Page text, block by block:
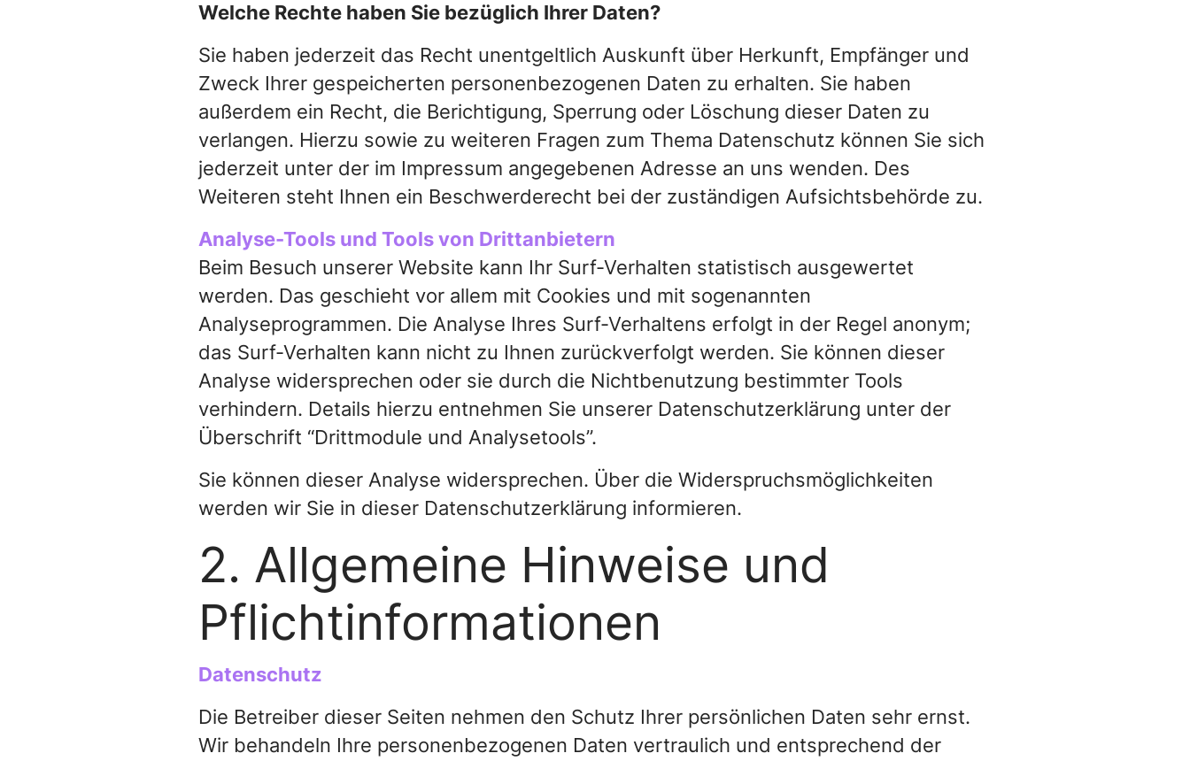
Welche Rechte haben Sie bezüglich Ihrer Daten?
Sie haben jederzeit das Recht unentgeltlich Auskunft über Herkunft, Empfänger und
Zweck Ihrer gespeicherten personenbezogenen Daten zu erhalten. Sie haben
außerdem ein Recht, die Berichtigung, Sperrung oder Löschung dieser Daten zu
verlangen. Hierzu sowie zu weiteren Fragen zum Thema Datenschutz können Sie sich
jederzeit unter der im Impressum angegebenen Adresse an uns wenden. Des
Weiteren steht Ihnen ein Beschwerderecht bei der zuständigen Aufsichtsbehörde zu.
Analyse-Tools und Tools von Drittanbietern
Beim Besuch unserer Website kann Ihr Surf-Verhalten statistisch ausgewertet
werden. Das geschieht vor allem mit Cookies und mit sogenannten
Analyseprogrammen. Die Analyse Ihres Surf-Verhaltens erfolgt in der Regel anonym;
das Surf-Verhalten kann nicht zu Ihnen zurückverfolgt werden. Sie können dieser
Analyse widersprechen oder sie durch die Nichtbenutzung bestimmter Tools
verhindern. Details hierzu entnehmen Sie unserer Datenschutzerklärung unter der
Überschrift “Drittmodule und Analysetools”.
Sie können dieser Analyse widersprechen. Über die Widerspruchsmöglichkeiten
werden wir Sie in dieser Datenschutzerklärung informieren.
2. Allgemeine Hinweise und
Pflichtinformationen
Datenschutz
Die Betreiber dieser Seiten nehmen den Schutz Ihrer persönlichen Daten sehr ernst.
Wir behandeln Ihre personenbezogenen Daten vertraulich und entsprechend der